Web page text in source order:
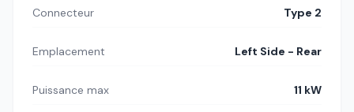
Connecteur Type 2
Emplacement Left Side - Rear
Puissance max 11 kW